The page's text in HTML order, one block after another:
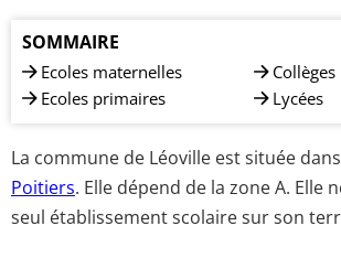
SOMMAIRE
Ecoles maternelles
Ecoles primaires
Collèges
Lycées
La commune de Léoville est située
Poitiers. Elle dépend de la zone A. Elle
seul établissement scolaire sur son